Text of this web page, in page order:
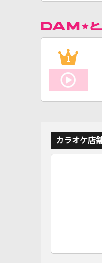
1
カラオケ店